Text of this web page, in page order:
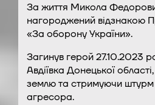
За життя Микола
нагороджений відзнакою
«За оборону України».
Загинув герой 27.10.2023
Авдіївка Донецької
землю та стримуючи штурм
агресора.